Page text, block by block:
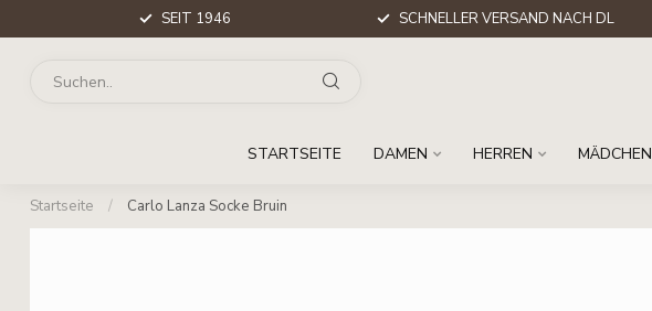
SEIT 1946 SCHNELLER VERSAND NACH DL
STARTSEITE DAMEN HERREN MÄDCHEN
Startseite / Carlo Lanza Socke Bruin